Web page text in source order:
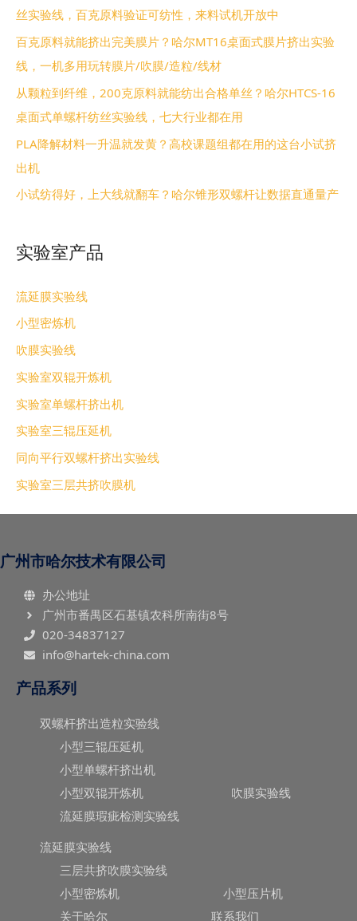
丝实验线，百克原料验证可纺性，来料试机开放中
百克原料就能挤出完美膜片？哈尔MT16桌面式膜片挤出实验
线，一机多用玩转膜片/吹膜/造粒/线材
从颗粒到纤维，200克原料就能纺出合格单丝？哈尔HTCS-16
桌面式单螺杆纺丝实验线，七大行业都在用
PLA降解材料一升温就发黄？高校课题组都在用的这台小试挤
出机
小试纺得好，上大线就翻车？哈尔锥形双螺杆让数据直通量产
实验室产品
流延膜实验线
小型密炼机
吹膜实验线
实验室双辊开炼机
实验室单螺杆挤出机
实验室三辊压延机
同向平行双螺杆挤出实验线
实验室三层共挤吹膜机
广州市哈尔技术有限公司
办公地址
广州市番禺区石基镇农科所南街8号
020-34837127
info@hartek-china.com
产品系列
双螺杆挤出造粒实验线
小型三辊压延机
小型单螺杆挤出机
小型双辊开炼机
吹膜实验线
流延膜瑕疵检测实验线
流延膜实验线
三层共挤吹膜实验线
小型密炼机
小型压片机
关于哈尔
联系我们